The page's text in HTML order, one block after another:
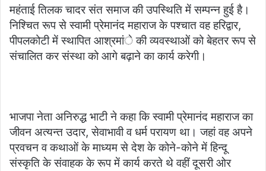
महंताई तिलक चादर संत समाज की उपस्थिति में सम्पन्न हुई है।
निश्चित रूप से स्वामी प्रेमानंद महाराज के पश्चात वह हरिद्वार,
पीपलकोटी में स्थापित आश्रमांे की व्यवस्थाओं को बेहतर रूप से
संचालित कर संस्था को आगे बढ़ाने का कार्य करेगी।
भाजपा नेता अनिरुद्ध भाटी ने कहा कि स्वामी प्रेमानंद महाराज का
जीवन अत्यन्त उदार, सेवाभावी व धर्म परायण था। जहां वह अपने
प्रवचन व कथाओं के माध्यम से देश के कोने-कोने में हिन्दू
संस्कृति के संवाहक के रूप में कार्य करते थे वहीं दूसरी ओर